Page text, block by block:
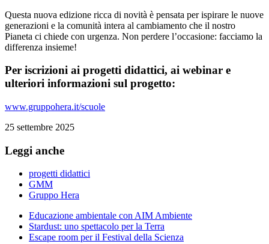
Questa nuova edizione ricca di novità è pensata per ispirare le nuove
generazioni e la comunità intera al cambiamento che il nostro
Pianeta ci chiede con urgenza. Non perdere l’occasione: facciamo la
differenza insieme!
Per iscrizioni ai progetti didattici, ai webinar e
ulteriori informazioni sul progetto:
www.gruppohera.it/scuole
25 settembre 2025
Leggi anche
progetti didattici
GMM
Gruppo Hera
Educazione ambientale con AIM Ambiente
Stardust: uno spettacolo per la Terra
Escape room per il Festival della Scienza